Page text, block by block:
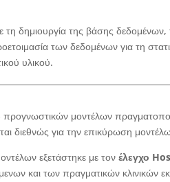
δημιουργία της βάσης
των δεδομένων για τη
υλικού.
μοντέλων
διεθνώς για την επικύρωση
εξετάστηκε με τονέλεγχο
και των πραγματικών κλινικών